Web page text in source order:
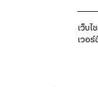
เว็บ
เวอ